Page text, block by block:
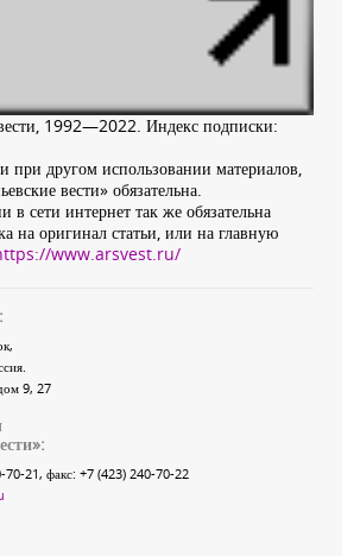
1992—2022. Индекс подписки:
при другом использовании материалов,
вести» обязательна.
в сети интернет так же обязательна
на оригинал статьи, или на главную
www.arsvest.ru/
,
9, 27
»:
70-21, факс: +7 (423) 240-70-22